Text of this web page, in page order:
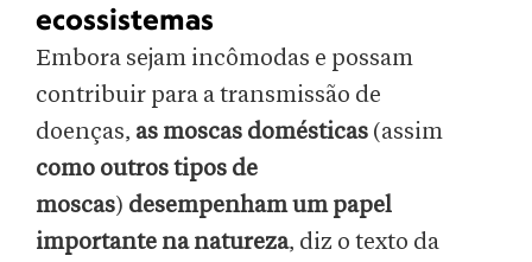
ecossistemas
Embora sejam incômodas e possam
contribuir para a transmissão de
doenças, as moscas domésticas (assim
como outros tipos de
moscas) desempenham um papel
importante na natureza, diz o texto da